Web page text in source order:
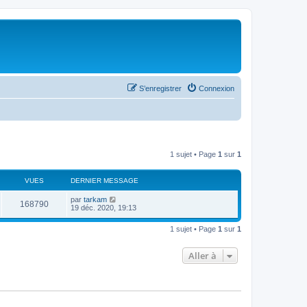
Connexion
S’enregistrer
1 sujet • Page 1 sur 1
VUES DERNIER MESSAGE
168790 par tarkam
19 déc. 2020, 19:13
1 sujet • Page 1 sur 1
Aller à